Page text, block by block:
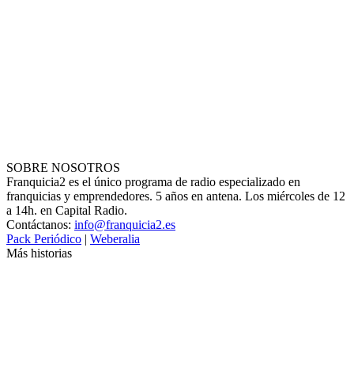
SOBRE NOSOTROS
Franquicia2 es el único programa de radio especializado en
franquicias y emprendedores. 5 años en antena. Los miércoles de 12
a 14h. en Capital Radio.
Contáctanos: info@franquicia2.es
Pack Periódico | Weberalia
Más historias